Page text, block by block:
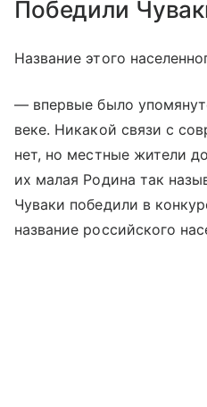
Победили
Название этого
— впервые было
веке. Никакой связи с
нет, но местные жители
их малая Родина так
Чуваки победили в
название российского